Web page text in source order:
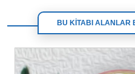
BU KİTABI ALANLAR